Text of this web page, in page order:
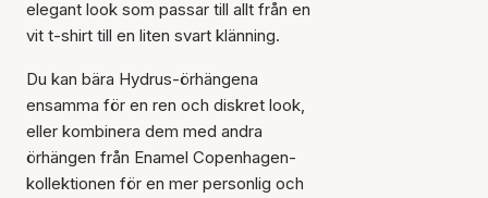
elegant look som passar till allt från en
vit t-shirt till en liten svart klänning.
Du kan bära Hydrus-örhängena
ensamma för en ren och diskret look,
eller kombinera dem med andra
örhängen från Enamel Copenhagen-
kollektionen för en mer personlig och